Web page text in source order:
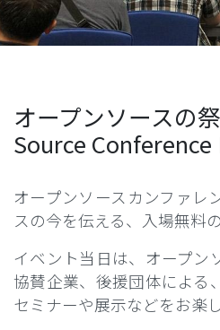
オープンソースの
Source
オープンソースカンファレ
スの今を伝える、入場無料
イベント当日は、オープン
協賛企業、後援団体による
セミナーや展示などをお楽